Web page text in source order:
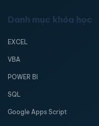
Danh mục khóa học
EXCEL
VBA
POWER BI
SQL
Google Apps Script